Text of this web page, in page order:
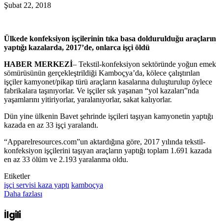
Şubat 22, 2018
Ülkede konfeksiyon işçilerinin tıka basa doldurulduğu araçların
yaptığı kazalarda, 2017’de, onlarca işçi öldü
HABER MERKEZİ– Tekstil-konfeksiyon sektöründe yoğun emek
sömürüsünün gerçekleştrildiği Kamboçya’da, kölece çalıştırılan
işçiler kamyonet/pikap türü araçların kasalarına duluşturulup öylece
fabrikalara taşınıyorlar. Ve işçiler sık yaşanan “yol kazaları”nda
yaşamlarını yitiriyorlar, yaralanıyorlar, sakat kalıyorlar.
Dün yine ülkenin Bavet şehrinde işçileri taşıyan kamyonetin yaptığı
kazada en az 33 işçi yaralandı.
“Apparelresources.com”un aktardığına göre, 2017 yılında tekstil-
konfeksiyon işçilerini taşıyan araçların yaptığı toplam 1.691 kazada
en az 33 ölüm ve 2.193 yaralanma oldu.
Etiketler
işçi servisi kaza yaptı kamboçya
Daha fazlası
İlgili